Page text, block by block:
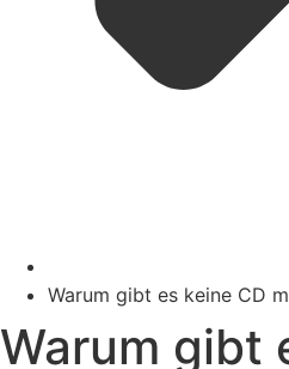
Warum gibt es keine CD
Warum gibt